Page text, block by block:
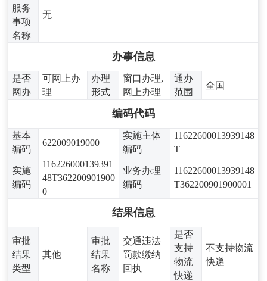
服务
事项
名称
无
办事信息
是否
网办
可网上办
理
办理
形式
窗口办理,
网上办理
通办
范围
全国
编码代码
基本
编码
622009019000
实施主体
编码
11622600013939148
T
实施
编码
116226000139391
48T362200901900
0
业务办理
编码
11622600013939148
T362200901900001
结果信息
审批
结果
类型
其他
审批
结果
名称
交通违法
罚款缴纳
回执
是否
支持
物流
快递
不支持物流
快递